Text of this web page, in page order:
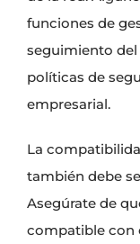
funciones de
seguimiento
políticas de
empresarial.
La
también debe
Asegúrate de
compatible con